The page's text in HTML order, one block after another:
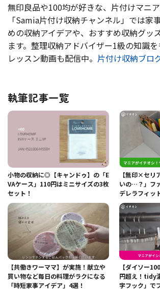
無印良品や100均が好きな、片付けマニア
「Samia片付け収納チャンネル」では家
めの収納アイデアや、おすすめ収納グッ
ます。整理収納アドバイザー1級の知識
レッスン動画も配信中。 片付け収納ブロ
執筆記事一覧
小物の収納に◎【キャンドゥ】の「E
VAケース」110円はミニサイズの3枚
セット！
【無印×セリ
いの…？」フ
デレラフィッ
ム4選！
【共働きワーママ】が実施！献立や
買い物など毎日の料理がラクになる
「時短家事アイデア」4選！
【ダイソー
円超え！tidy
字フック」で